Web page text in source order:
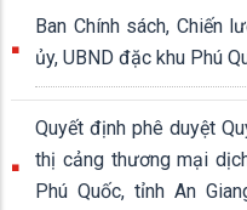
Ban Chính sách, Chiến
ủy, UBND đặc khu Phú
Quyết định phê duyệt
thị cảng thương mại
Phú Quốc, tỉnh An